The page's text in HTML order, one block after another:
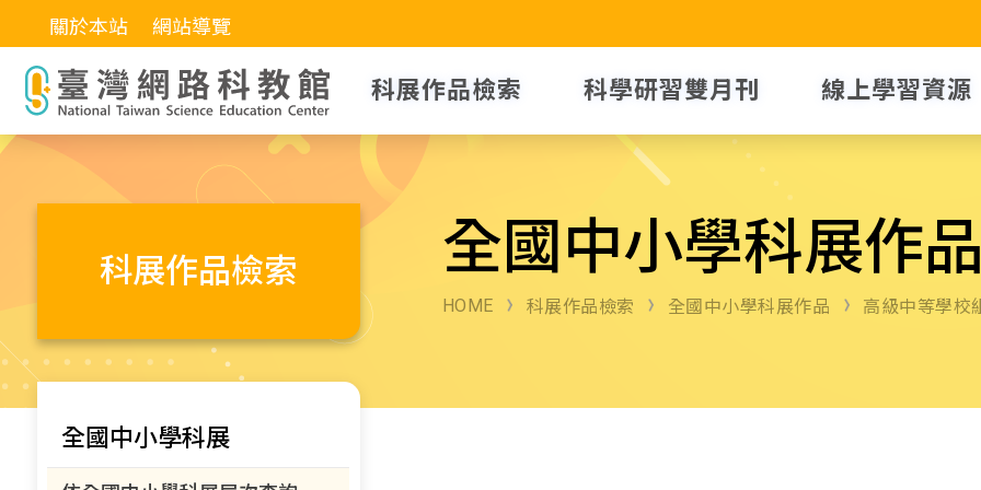
關於本站 網站導覽
科展作品檢索 科學研習雙月刊 線上學習資源
科展作品檢索 全國中小學科展作
HOME 科展作品檢索 全國中小學科展作品 高級中等學校
全國中小學科展